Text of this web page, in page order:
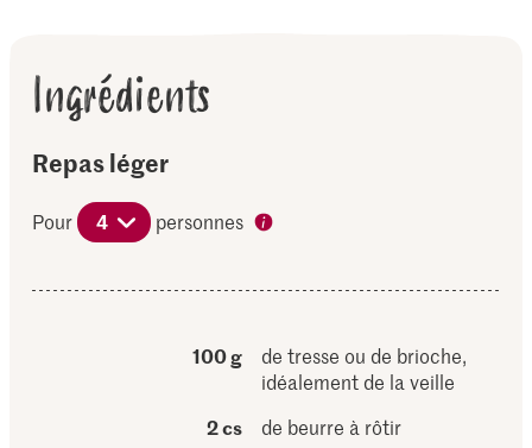
Ingrédients
Repas léger
Pour 4 personnes
100 g
de tresse ou de brioche,
idéalement de la veille
2 cs
de beurre à rôtir